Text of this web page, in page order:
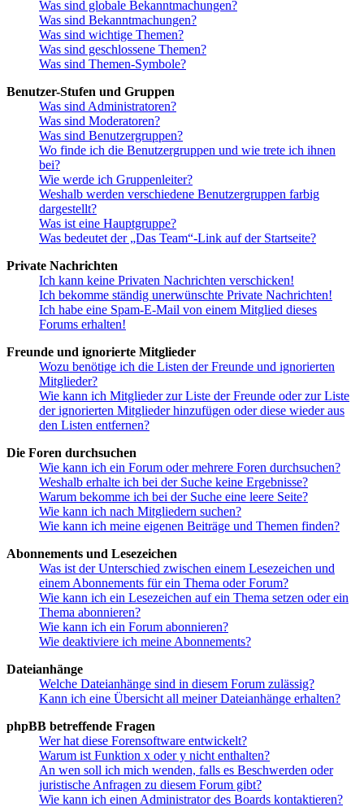
Was sind globale Bekanntmachungen?
Was sind Bekanntmachungen?
Was sind wichtige Themen?
Was sind geschlossene Themen?
Was sind Themen-Symbole?
Benutzer-Stufen und Gruppen
Was sind Administratoren?
Was sind Moderatoren?
Was sind Benutzergruppen?
Wo finde ich die Benutzergruppen und wie trete ich ihnen
bei?
Wie werde ich Gruppenleiter?
Weshalb werden verschiedene Benutzergruppen farbig
dargestellt?
Was ist eine Hauptgruppe?
Was bedeutet der „Das Team“-Link auf der Startseite?
Private Nachrichten
Ich kann keine Privaten Nachrichten verschicken!
Ich bekomme ständig unerwünschte Private Nachrichten!
Ich habe eine Spam-E-Mail von einem Mitglied dieses
Forums erhalten!
Freunde und ignorierte Mitglieder
Wozu benötige ich die Listen der Freunde und ignorierten
Mitglieder?
Wie kann ich Mitglieder zur Liste der Freunde oder zur Liste
der ignorierten Mitglieder hinzufügen oder diese wieder aus
den Listen entfernen?
Die Foren durchsuchen
Wie kann ich ein Forum oder mehrere Foren durchsuchen?
Weshalb erhalte ich bei der Suche keine Ergebnisse?
Warum bekomme ich bei der Suche eine leere Seite?
Wie kann ich nach Mitgliedern suchen?
Wie kann ich meine eigenen Beiträge und Themen finden?
Abonnements und Lesezeichen
Was ist der Unterschied zwischen einem Lesezeichen und
einem Abonnements für ein Thema oder Forum?
Wie kann ich ein Lesezeichen auf ein Thema setzen oder ein
Thema abonnieren?
Wie kann ich ein Forum abonnieren?
Wie deaktiviere ich meine Abonnements?
Dateianhänge
Welche Dateianhänge sind in diesem Forum zulässig?
Kann ich eine Übersicht all meiner Dateianhänge erhalten?
phpBB betreffende Fragen
Wer hat diese Forensoftware entwickelt?
Warum ist Funktion x oder y nicht enthalten?
An wen soll ich mich wenden, falls es Beschwerden oder
juristische Anfragen zu diesem Forum gibt?
Wie kann ich einen Administrator des Boards kontaktieren?